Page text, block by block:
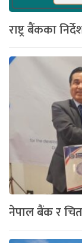
राष्ट्र बैंकका
नेपाल बैंक र